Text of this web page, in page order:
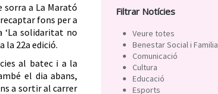
sorra a La Marató
fons per a
‘La solidaritat no
la 22a edició.
al batec i a la
el dia abans,
a sortir al carrer
Filtrar Notícies
Veure totes
Benestar Social i Familia
Comunicació
Cultura
Educació
Esports